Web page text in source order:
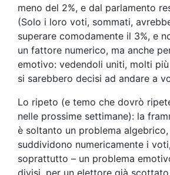
meno del 2%, e dal parlamento
(Solo i loro voti, sommati,
superare comodamente il 3%, e
un fattore numerico, ma anche
emotivo: vedendoli uniti, molti
si sarebbero decisi ad andare a
Lo ripeto (e temo che dovrò
nelle prossime settimane): la
è soltanto un problema algebrico,
suddividono numericamente i
soprattutto – un problema
divisi, per un elettore già scottato